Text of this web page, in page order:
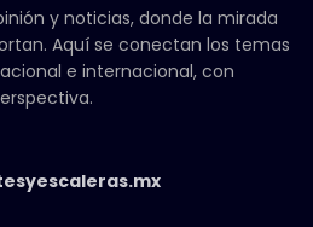
y noticias, donde la mirada
Aquí se conectan los temas
e internacional, con